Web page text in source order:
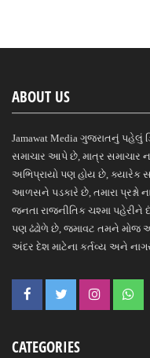
ABOUT US
Jamawat Media ગુજરાતનું પહેલું
સમાચાર આપે છે, માત્ર સમાચાર
અભિપ્રાયો પણ હોય છે, ક્યારેક
આળસને પડકારે છે, તમારા પ્રશ્નો
જનતા રાજનીતિક ચશ્મા પહેરીને
પણ ઢંઢોળે છે, જમાવટ તમને મોજ
અંદર દેશ માટેના કર્તવ્ય અને
CATEGORIES